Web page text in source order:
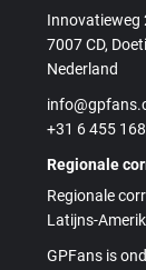
Innovatieweg
7007 CD,
Nederland
+31 6 455
Regionale
Regionale
Latijns-
GPFans is